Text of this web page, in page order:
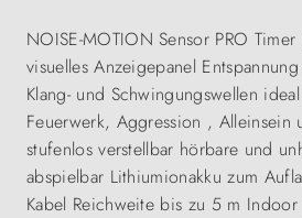
NOISE-MOTION Sensor PRO
visuelles Anzeigepanel
Klang- und Schwingungswellen
Feuerwerk, Aggression , Alleinsein
stufenlos verstellbar hörbare und
abspielbar Lithiumionakku zum
Kabel Reichweite bis zu 5 m